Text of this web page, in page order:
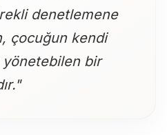
denetlemene
çocuğun kendi
yönetebilen bir